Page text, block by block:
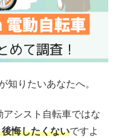
知りたいあなたへ。
シスト自転車ではな
悔したくないですよ